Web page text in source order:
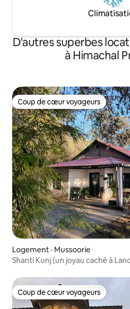
D'autres superbes
à Himachal
Coup de cœur voyageurs
Coup de cœur voyageurs
Logement · Mussoorie
Shanti Kunj (un joyau caché à
Coup de cœur voyageurs
Coup de cœur voyageurs